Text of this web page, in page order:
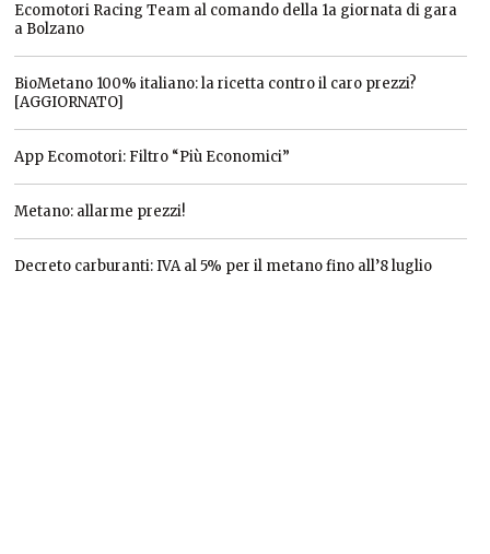
Ecomotori Racing Team al comando della 1a giornata di gara
a Bolzano
BioMetano 100% italiano: la ricetta contro il caro prezzi?
[AGGIORNATO]
App Ecomotori: Filtro “Più Economici”
Metano: allarme prezzi!
Decreto carburanti: IVA al 5% per il metano fino all’8 luglio